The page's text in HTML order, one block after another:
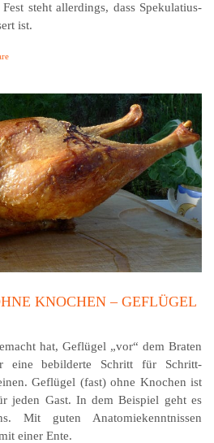
steht allerdings, dass Spekulatius-
ist.
KNOCHEN – GEFLÜGEL
hat, Geflügel „vor“ dem Braten
eine bebilderte Schritt für Schritt-
Geflügel (fast) ohne Knochen ist
jeden Gast. In dem Beispiel geht es
Mit guten Anatomiekenntnissen
einer Ente.